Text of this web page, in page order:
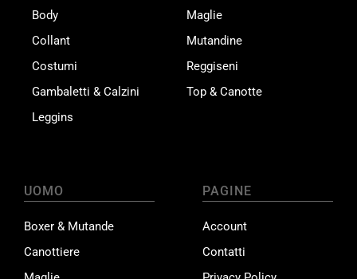
Body
Collant
Costumi
Gambaletti & Calzini
Leggins
Maglie
Mutandine
Reggiseni
Top & Canotte
UOMO
Boxer & Mutande
Canottiere
PAGINE
Account
Contatti